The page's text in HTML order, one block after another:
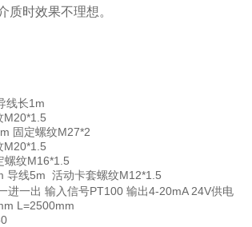
质时效果不理想。
线长1m
M20*1.5
固定螺纹M27*2
M20*1.5
螺纹M16*1.5
导线5m 活动卡套螺纹M12*1.5
一出 输入信号PT100 输出4-20mA 24V供电
L=2500mm